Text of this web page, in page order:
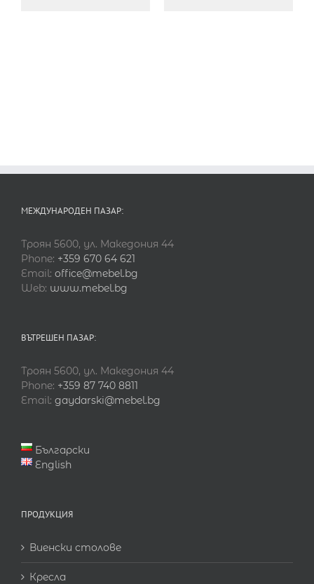
МЕЖДУНАРОДЕН ПАЗАР:
Троян 5600, ул. Македония 44
Phone: +359 670 64 621
Email: office@mebel.bg
Web: www.mebel.bg
ВЪТРЕШЕН ПАЗАР:
Троян 5600, ул. Македония 44
Phone: +359 87 740 8811
Email: gaydarski@mebel.bg
Български
English
ПРОДУКЦИЯ
Виенски столове
Кресла